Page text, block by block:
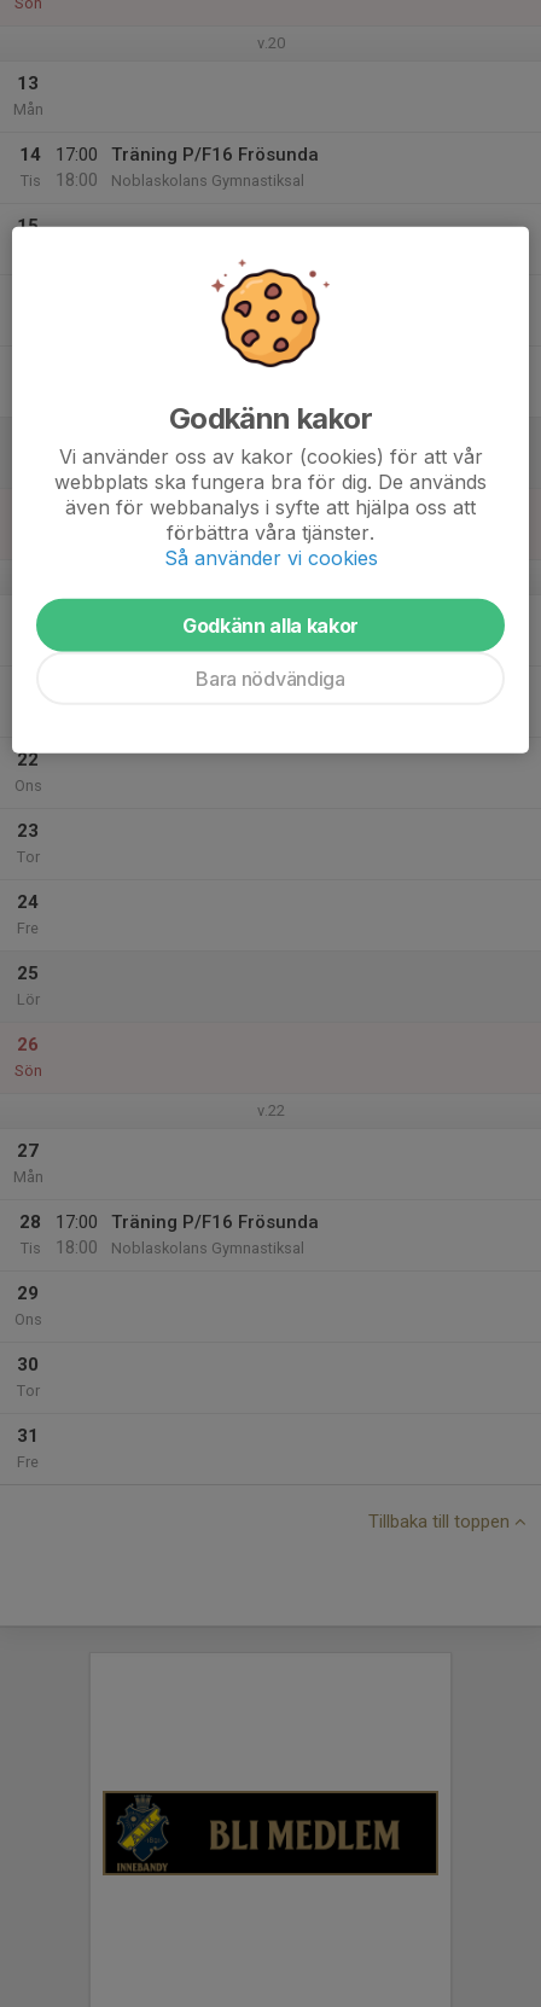
v.20
13
Mån
14
Tis
17:00
18:00
Träning P/F16 Frösunda
Noblaskolans Gymnastiksal
15
20
Mån
Träning P/F16 Frösunda
22
Ons
23
Tor
24
Fre
25
Lör
26
Sön
v.22
27
Mån
28
Tis
17:00
18:00
Träning P/F16 Frösunda
Noblaskolans Gymnastiksal
29
Ons
30
Tor
31
Fre
Tillbaka till toppen
Godkänn kakor
Vi använder oss av kakor (cookies) för att vår
webbplats ska fungera bra för dig. De används
även för webbanalys i syfte att hjälpa oss att
förbättra våra tjänster.
Så använder vi cookies
Godkänn alla kakor
Bara nödvändiga